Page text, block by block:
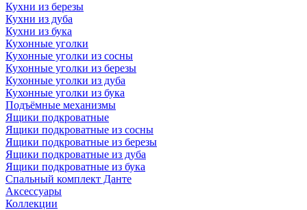
Кухни из березы
Кухни из дуба
Кухни из бука
Кухонные уголки
Кухонные уголки из сосны
Кухонные уголки из березы
Кухонные уголки из дуба
Кухонные уголки из бука
Подъёмные механизмы
Ящики подкроватные
Ящики подкроватные из сосны
Ящики подкроватные из березы
Ящики подкроватные из дуба
Ящики подкроватные из бука
Спальный комплект Данте
Аксессуары
Коллекции